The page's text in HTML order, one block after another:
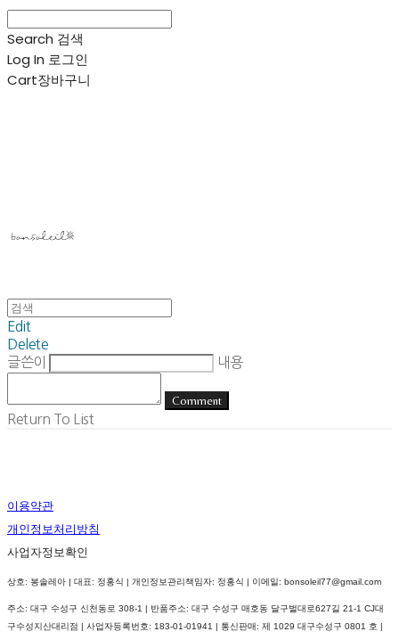
Search 검색
Log In 로그인
Cart장바구니
Edit
Delete
글쓴이
내용
Comment
Return To List
이용약관
개인정보처리방침
사업자정보확인
상호: 봉솔레아 | 대표: 정홍식 | 개인정보관리책임자: 정홍식 | 이메일: bonsoleil77@gmail.com
주소: 대구 수성구 신천동로 308-1 | 반품주소: 대구 수성구 매호동 달구벌대로627길 21-1 CJ대
구수성지산대리점 | 사업자등록번호: 183-01-01941 | 통신판매: 제 1029 대구수성구 0801 호 |